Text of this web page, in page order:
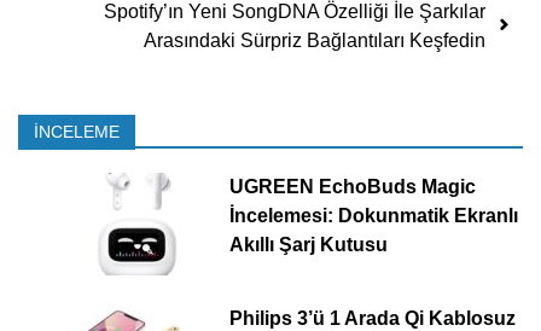
Spotify’ın Yeni SongDNA Özelliği İle Şarkılar
Arasındaki Sürpriz Bağlantıları Keşfedin
İNCELEME
UGREEN EchoBuds Magic
İncelemesi: Dokunmatik Ekranlı
Akıllı Şarj Kutusu
Philips 3’ü 1 Arada Qi Kablosuz